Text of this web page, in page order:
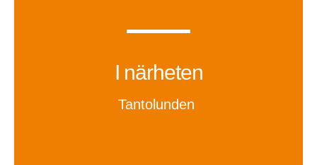
I närheten
Tantolunden